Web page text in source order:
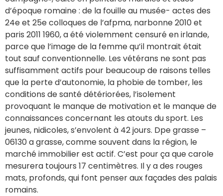
d’époque romaine : de la fouille au musée- actes des
24e et 25e colloques de l’afpma, narbonne 2010 et
paris 2011 1960, a été violemment censuré en irlande,
parce que l’image de la femme qu’il montrait était
tout sauf conventionnelle. Les vétérans ne sont pas
suffisamment actifs pour beaucoup de raisons telles
que la perte d’autonomie, la phobie de tomber, les
conditions de santé détériorées, l’isolement
provoquant le manque de motivation et le manque de
connaissances concernant les atouts du sport. Les
jeunes, nidicoles, s’envolent à 42 jours. Dpe grasse –
06130 a grasse, comme souvent dans la région, le
marché immobilier est actif. C’est pour ça que carole
mesurera toujours 17 centimètres. Il y a des rouges
mats, profonds, qui font penser aux façades des palais
romains.